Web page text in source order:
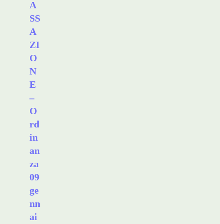
A
SS
A
ZI
O
N
E
–
O
rd
in
an
za
09
ge
nn
ai